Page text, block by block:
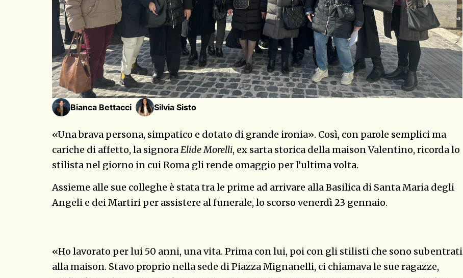
Bianca Bettacci Silvia Sisto
«Una brava persona, simpatico e dotato di grande ironia». Così, con parole semplici ma
cariche di affetto, la signoraElide Morelli, ex sarta storica della maison Valentino, ricorda lo
stilista nel giorno in cui Roma gli rende omaggio per l’ultima volta.
Assieme alle sue colleghe è stata tra le prime ad arrivare alla Basilica di Santa Maria degli
Angeli e dei Martiri per assistere al funerale, lo scorso venerdì 23 gennaio.
«Ho lavorato per lui 50 anni, una vita. Prima con lui, poi con gli stilisti che sono subentrati
alla maison. Stavo proprio nella sede di Piazza Mignanelli, ci chiamava le sue ragazze,